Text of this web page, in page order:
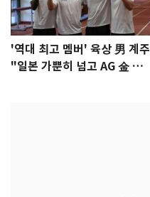
'역대 최고 멤버' 육상 男 계주
"일본 가뿐히 넘고 AG 金 따겠